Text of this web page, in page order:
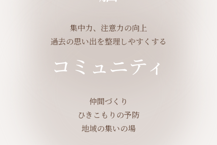
集中力、注意力の向上
過去の思い出を整理しやすくする
コミュニティ
仲間づくり
ひきこもりの予防
地域の集いの場